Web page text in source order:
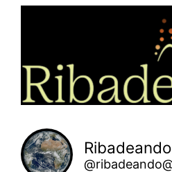
Ribadeando